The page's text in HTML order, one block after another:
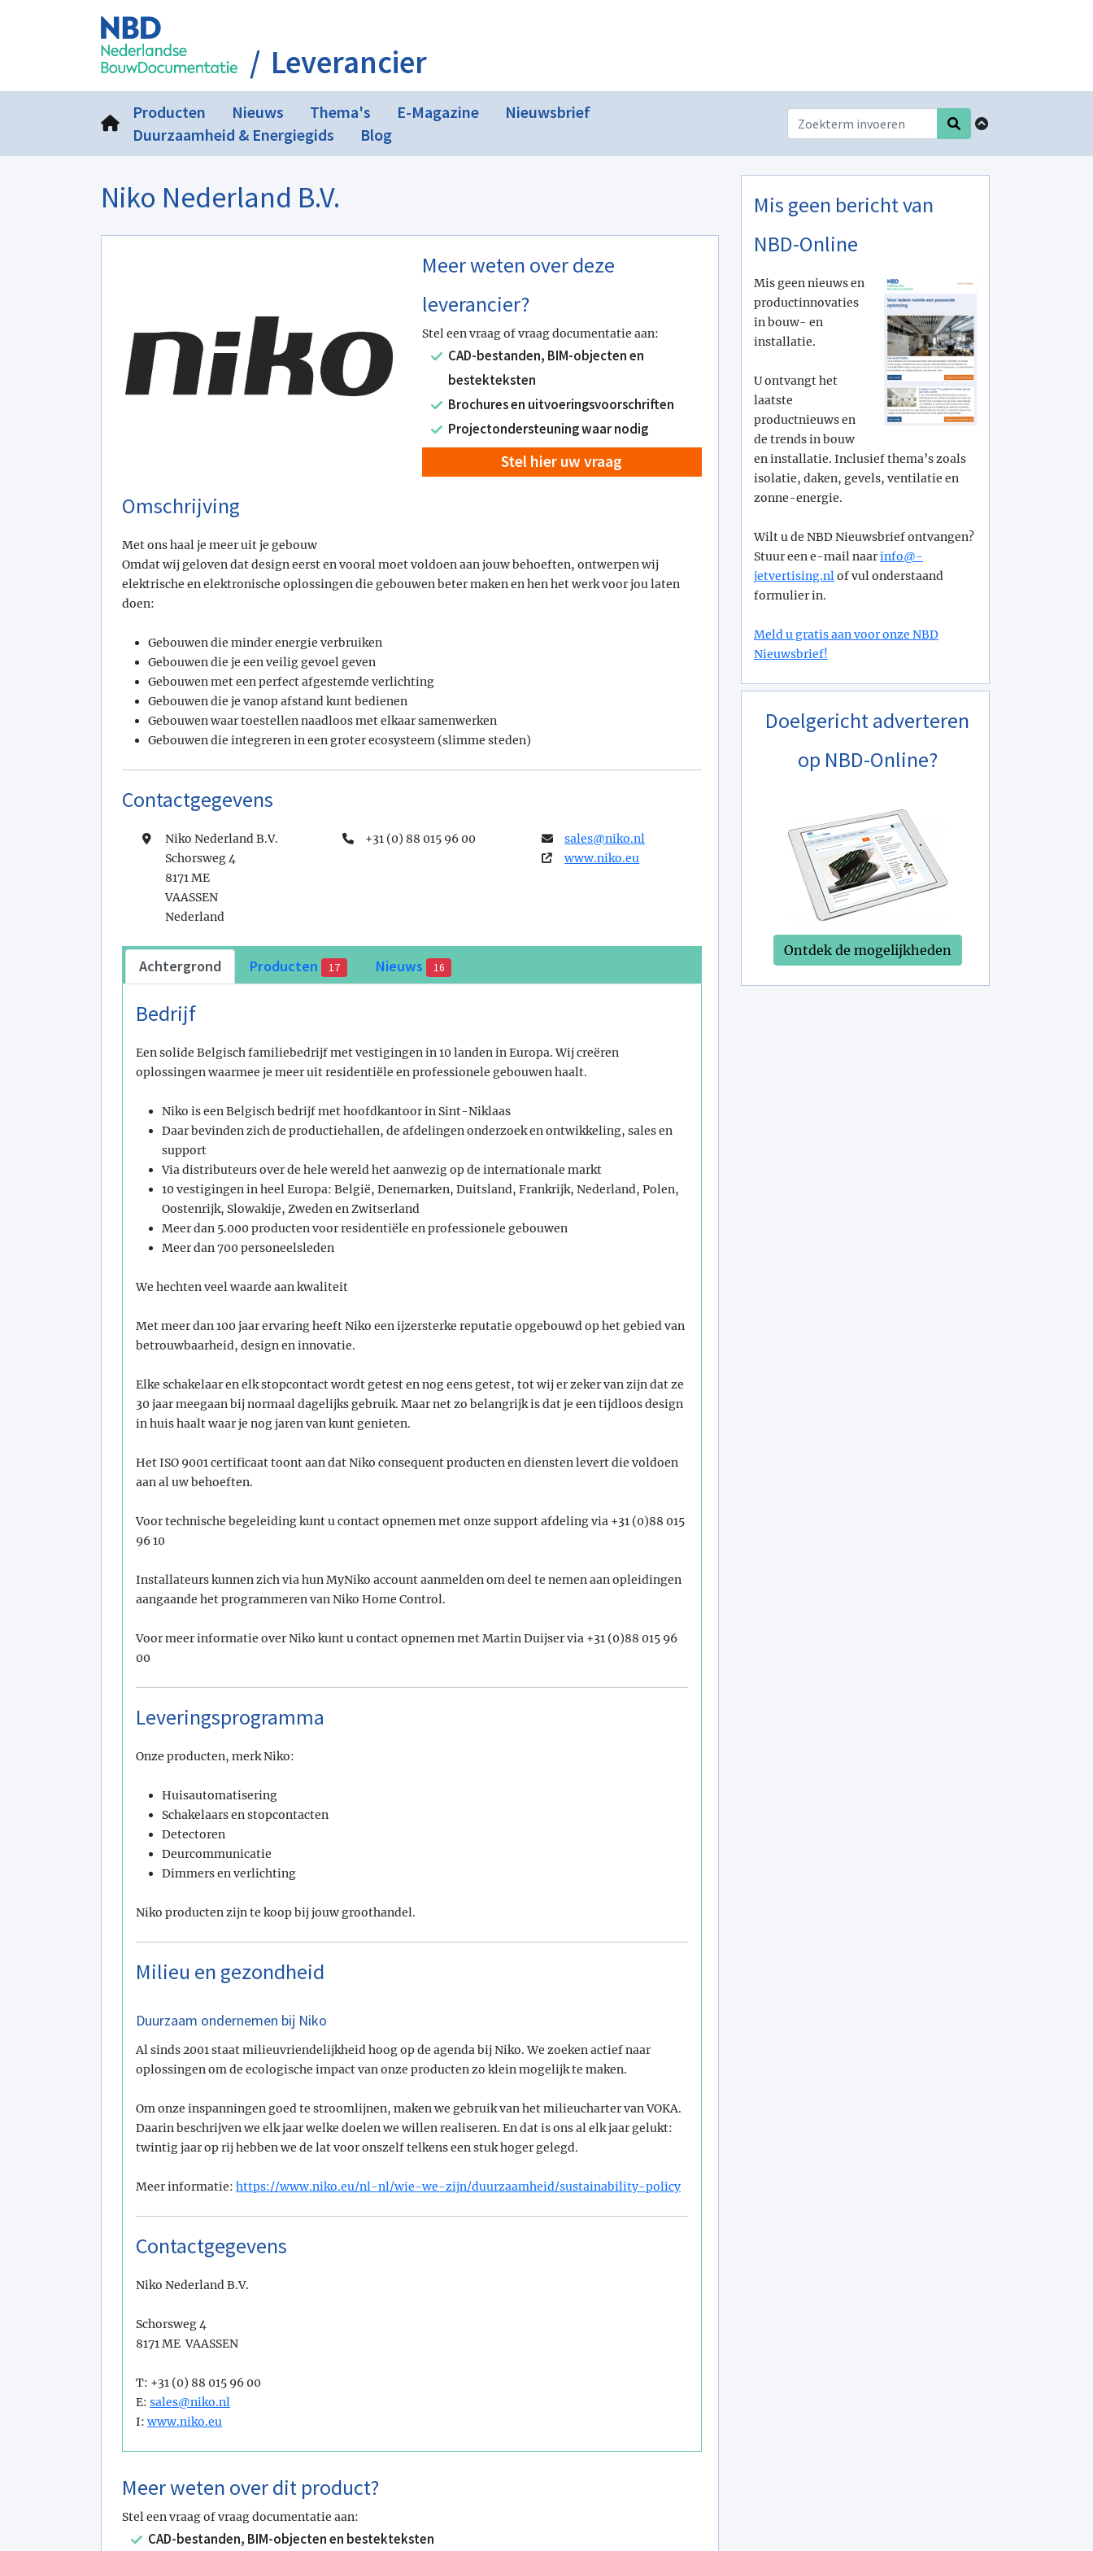
Leverancier
Producten Nieuws Thema's E-Magazine
Nieuwsbrief
Duurzaamheid & Energiegids
Blog
Niko Nederland B.V.
Meer weten over deze
leverancier?
Stel een vraag of vraag documentatie aan:
CAD-bestanden, BIM-objecten en
bestekteksten
Brochures en uitvoeringsvoorschriften
Projectondersteuning waar nodig
Stel hier uw vraag
Omschrijving
Met ons haal je meer uit je gebouw
Omdat wij geloven dat design eerst en vooral moet voldoen aan jouw behoeften, ontwerpen wij
elektrische en elektronische oplossingen die gebouwen beter maken en hen het werk voor jou laten
doen:
Gebouwen die minder energie verbruiken
Gebouwen die je een veilig gevoel geven
Gebouwen met een perfect afgestemde verlichting
Gebouwen die je vanop afstand kunt bedienen
Gebouwen waar toestellen naadloos met elkaar samenwerken
Gebouwen die integreren in een groter ecosysteem (slimme steden)
Contactgegevens
Niko Nederland B.V.
Schorsweg 4
8171 ME
VAASSEN
Nederland
+31 (0) 88 015 96 00
sales@­niko.nl
www.niko.eu
Achtergrond Producten 17 Nieuws 16
Bedrijf
Een solide Belgisch familiebedrijf met vestigingen in 10 landen in Europa. Wij creëren
oplossingen waarmee je meer uit residentiële en professionele gebouwen haalt.
Niko is een Belgisch bedrijf met hoofdkantoor in Sint-Niklaas
Daar bevinden zich de productiehallen, de afdelingen onderzoek en ontwikkeling, sales en
support
Via distributeurs over de hele wereld het aanwezig op de internationale markt
10 vestigingen in heel Europa: België, Denemarken, Duitsland, Frankrijk, Nederland, Polen,
Oostenrijk, Slowakije, Zweden en Zwitserland
Meer dan 5.000 producten voor residentiële en professionele gebouwen
Meer dan 700 personeelsleden
We hechten veel waarde aan kwaliteit
Met meer dan 100 jaar ervaring heeft Niko een ijzersterke reputatie opgebouwd op het gebied van
betrouwbaarheid, design en innovatie.
Elke schakelaar en elk stopcontact wordt getest en nog eens getest, tot wij er zeker van zijn dat ze
30 jaar meegaan bij normaal dagelijks gebruik. Maar net zo belangrijk is dat je een tijdloos design
in huis haalt waar je nog jaren van kunt genieten.
Het ISO 9001 certificaat toont aan dat Niko consequent producten en diensten levert die voldoen
aan al uw behoeften.
Voor technische begeleiding kunt u contact opnemen met onze support afdeling via +31 (0)88 015
96 10
Installateurs kunnen zich via hun MyNiko account aanmelden om deel te nemen aan opleidingen
aangaande het programmeren van Niko Home Control.
Voor meer informatie over Niko kunt u contact opnemen met Martin Duijser via +31 (0)88 015 96
00
Leveringsprogramma
Onze producten, merk Niko:
Huisautomatisering
Schakelaars en stopcontacten
Detectoren
Deurcommunicatie
Dimmers en verlichting
Niko producten zijn te koop bij jouw groothandel.
Milieu en gezondheid
Duurzaam ondernemen bij Niko
Al sinds 2001 staat milieuvriendelijkheid hoog op de agenda bij Niko. We zoeken actief naar
oplossingen om de ecologische impact van onze producten zo klein mogelijk te maken.
Om onze inspanningen goed te stroomlijnen, maken we gebruik van het milieucharter van VOKA.
Daarin beschrijven we elk jaar welke doelen we willen realiseren. En dat is ons al elk jaar gelukt:
twintig jaar op rij hebben we de lat voor onszelf telkens een stuk hoger gelegd.
Meer informatie: https://www.niko.eu/nl-nl/wie-we-zijn/duurzaamheid/sustainability-policy
Contactgegevens
Niko Nederland B.V.
Schorsweg 4
8171 ME VAASSEN
T: +31 (0) 88 015 96 00
E: sales@niko.nl
I: www.niko.eu
Meer weten over dit product?
Stel een vraag of vraag documentatie aan:
CAD-bestanden, BIM-objecten en bestekteksten
Mis geen bericht van
NBD-Online
Mis geen nieuws en
productinnovaties
in bouw- en
installatie.
U ontvangt het
laatste
productnieuws en
de trends in bouw
en installatie. Inclusief thema’s zoals
isolatie, daken, gevels, ventilatie en
zonne-energie.
Wilt u de NBD Nieuwsbrief ontvangen?
Stuur een e-mail naarinfo@­
jetvertising.nlof vul onderstaand
formulier in.
Meld u gratis aan voor onze NBD
Nieuwsbrief!
Doelgericht adverteren
op NBD-Online?
Ontdek de mogelijkheden